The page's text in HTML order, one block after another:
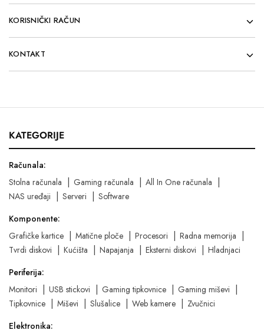
KORISNIČKI RAČUN
KONTAKT
KATEGORIJE
Računala:
Stolna računala
Gaming računala
All In One računala
NAS uređaji
Serveri
Software
Komponente:
Grafičke kartice
Matične ploče Procesori
Radna memorija
Tvrdi diskovi
Kućišta Napajanja Eksterni diskovi
Hladnjaci
Periferija:
Monitori
USB stickovi Gaming tipkovnice
Gaming miševi
Tipkovnice
Miševi Slušalice Web kamere
Zvučnici
Elektronika: